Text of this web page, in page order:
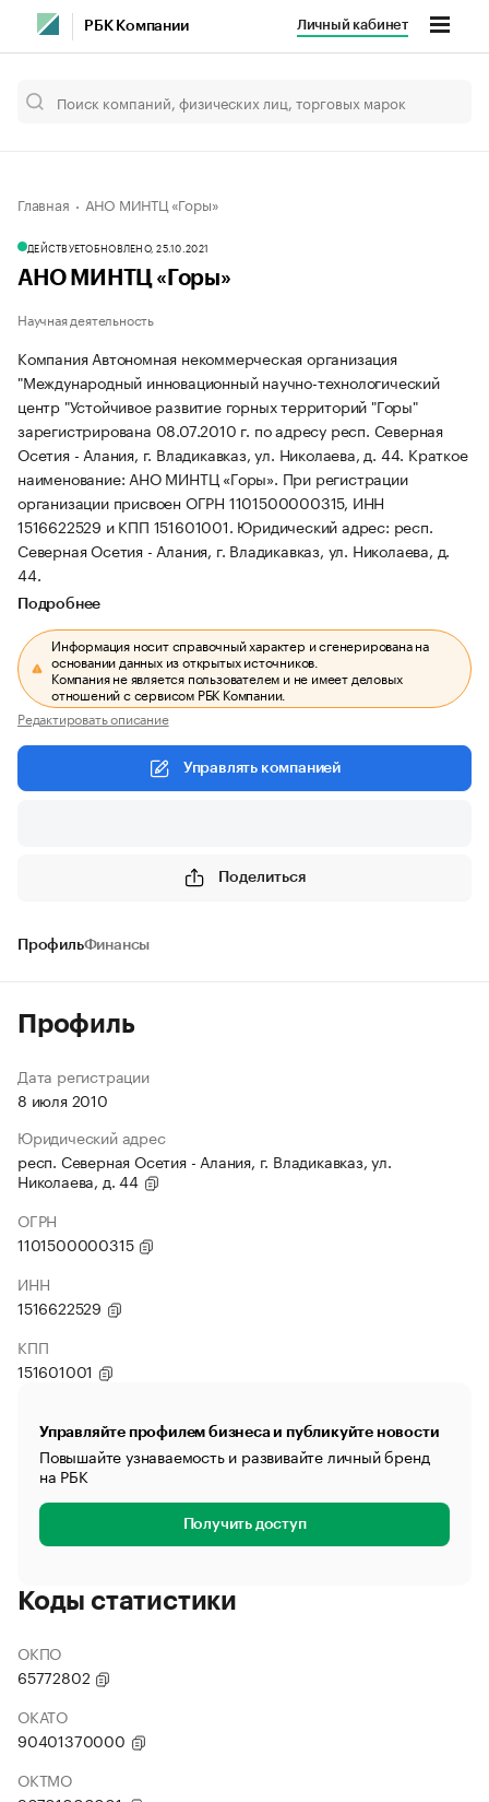
РБК Компании Личный кабинет
Главная АНО МИНТЦ «Горы»
ДЕЙСТВУЕТОБНОВЛЕНО, 25.10.2021
АНО МИНТЦ «Горы»
Научная деятельность
Компания Автономная некоммерческая организация
"Международный инновационный научно-технологический
центр "Устойчивое развитие горных территорий "Горы"
зарегистрирована 08.07.2010 г. по адресу респ. Северная
Осетия - Алания, г. Владикавказ, ул. Николаева, д. 44. Краткое
наименование: АНО МИНТЦ «Горы». При регистрации
организации присвоен ОГРН 1101500000315, ИНН
1516622529 и КПП 151601001. Юридический адрес: респ.
Северная Осетия - Алания, г. Владикавказ, ул. Николаева, д.
44.
Подробнее
Информация носит справочный характер и сгенерирована на
основании данных из открытых источников.
Компания не является пользователем и не имеет деловых
отношений с сервисом РБК Компании.
Редактировать описание
Управлять компанией
Поделиться
ПрофильФинансы
Профиль
Дата регистрации
8 июля 2010
Юридический адрес
респ. Северная Осетия - Алания, г. Владикавказ, ул.
Николаева, д. 44
ОГРН
1101500000315
ИНН
1516622529
КПП
151601001
Управляйте профилем бизнеса и публикуйте новости
Повышайте узнаваемость и развивайте личный бренд
на РБК
Получить доступ
Коды статистики
ОКПО
65772802
ОКАТО
90401370000
ОКТМО